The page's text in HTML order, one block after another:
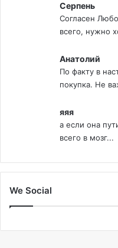
Серпень
Согласен
всего, нужно
Анатолий
По факту в
покупка. Не
яяя
а если она
всего в мозг...
We Social